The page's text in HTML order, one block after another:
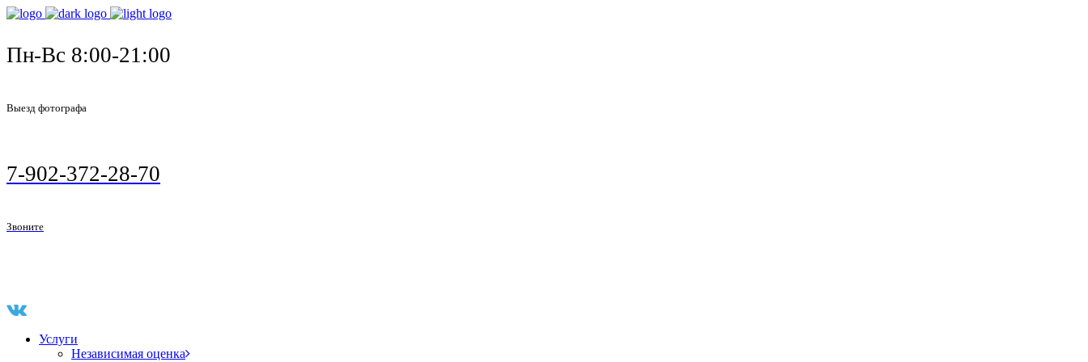
Пн-Вс 8:00-21:00
Выезд фотографа
7-902-372-28-70
Звоните
Услуги
Независимая оценка